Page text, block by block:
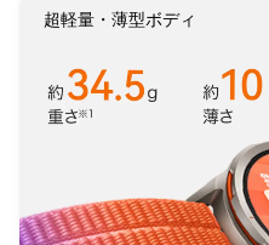
超軽量・薄型ボディ